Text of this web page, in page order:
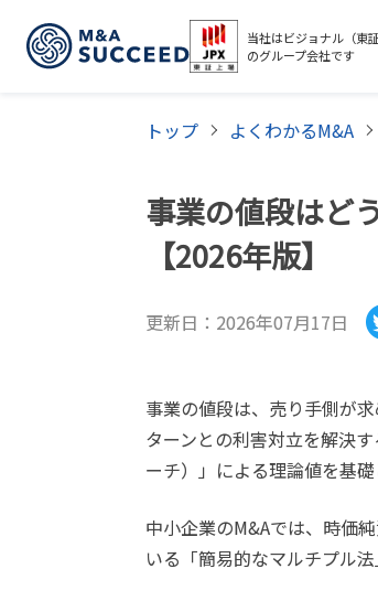
当社はビジョナル（東証
のグループ会社です
トップ よくわかるM&A
事業の値段はど
【2026年版】
更新日： 2026年07月17日
事業の値段は、売り手側が
ターンとの利害対立を解決
ーチ）」による理論値を基
中小企業のM&Aでは、時価
いる「簡易的なマルチプル